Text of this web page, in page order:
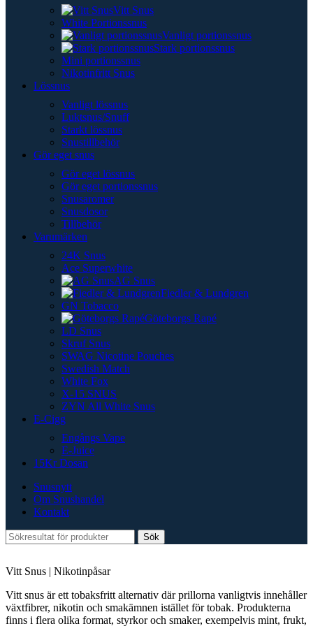
Vitt Snus
White Portionssnus
Vanligt portionssnus
Stark portionssnus
Mini portionssnus
Nikotinfritt Snus
Lössnus
Vanligt lössnus
Luktsnus/Snuff
Starkt lössnus
Snustillbehör
Gör eget snus
Gör eget lössnus
Gör eget portionssnus
Snusaromer
Snusdosor
Tillbehör
Varumärken
24K Snus
Ace Superwhite
AG Snus
Fiedler & Lundgren
GN Tobacco
Göteborgs Rapé
LD Snus
Skruf Snus
SWAG Nicotine Pouches
Swedish Match
White Fox
X-15 SNUS
ZYN All White Snus
E-Cigg
Engångs Vape
E-Juice
15Kr Dosan
Snusnytt
Om Snushandel
Kontakt
Sök
Vitt Snus | Nikotinpåsar
Vitt snus är ett tobaksfritt alternativ där prillorna vanligtvis innehåller
växtfibrer, nikotin och smakämnen istället för tobak. Produkterna
finns i flera olika format, styrkor och smaker, exempelvis mint, frukt,